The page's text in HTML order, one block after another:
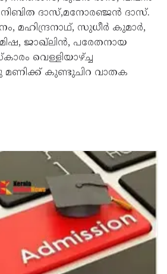
ദാസ്,മനോരഞ്ജൻ ദാസ്.
മഹിന്ദ്രനാഥ്, സുധീർ കുമാർ,
ജാഖ്ലിൻ, പരേതനായ
വെള്ളിയാഴ്ച്ച
കുണ്ടുചിറ വാതക